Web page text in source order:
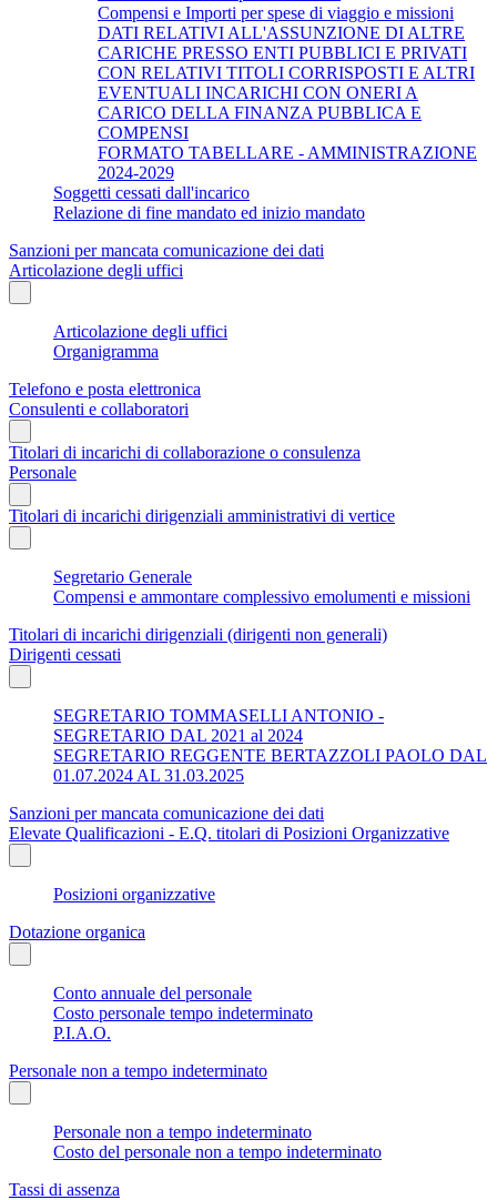
Compensi e Importi per spese di viaggio e missioni
DATI RELATIVI ALL'ASSUNZIONE DI ALTRE
CARICHE PRESSO ENTI PUBBLICI E PRIVATI
CON RELATIVI TITOLI CORRISPOSTI E ALTRI
EVENTUALI INCARICHI CON ONERI A
CARICO DELLA FINANZA PUBBLICA E
COMPENSI
FORMATO TABELLARE - AMMINISTRAZIONE
2024-2029
Soggetti cessati dall'incarico
Relazione di fine mandato ed inizio mandato
Sanzioni per mancata comunicazione dei dati
Articolazione degli uffici
Articolazione degli uffici
Organigramma
Telefono e posta elettronica
Consulenti e collaboratori
Titolari di incarichi di collaborazione o consulenza
Personale
Titolari di incarichi dirigenziali amministrativi di vertice
Segretario Generale
Compensi e ammontare complessivo emolumenti e missioni
Titolari di incarichi dirigenziali (dirigenti non generali)
Dirigenti cessati
SEGRETARIO TOMMASELLI ANTONIO -
SEGRETARIO DAL 2021 al 2024
SEGRETARIO REGGENTE BERTAZZOLI PAOLO DAL
01.07.2024 AL 31.03.2025
Sanzioni per mancata comunicazione dei dati
Elevate Qualificazioni - E.Q. titolari di Posizioni Organizzative
Posizioni organizzative
Dotazione organica
Conto annuale del personale
Costo personale tempo indeterminato
P.I.A.O.
Personale non a tempo indeterminato
Personale non a tempo indeterminato
Costo del personale non a tempo indeterminato
Tassi di assenza